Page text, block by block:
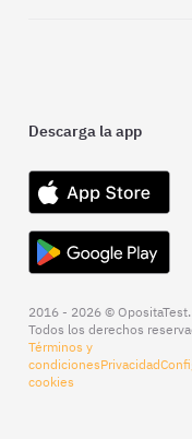
Descarga la app
2016 - 2026 © OpositaTest.
Todos los derechos
Términos y
condicionesPrivacidad
cookies